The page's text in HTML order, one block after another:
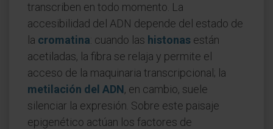
transcriben en todo momento. La
accesibilidad del ADN depende del estado de
la cromatina: cuando las histonas están
acetiladas, la fibra se relaja y permite el
acceso de la maquinaria transcripcional; la
metilación del ADN, en cambio, suele
silenciar la expresión. Sobre este paisaje
epigenético actúan los factores de